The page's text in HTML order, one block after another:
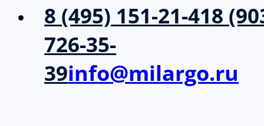
8 (495) 151-21-418
726-35-
39info@milargo.ru